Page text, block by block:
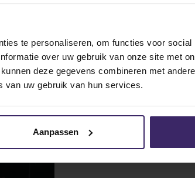
te personaliseren, om functies voor
over uw gebruik van onze site met
deze gegevens combineren met
van uw gebruik van hun services.
Aanpassen
Awards Updates
Kingstalent-atleten
7/8